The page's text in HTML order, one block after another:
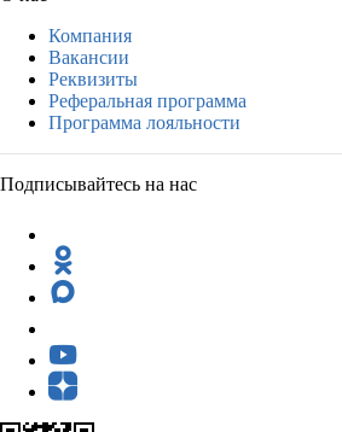
Компания
Вакансии
Реквизиты
Реферальная программа
Программа лояльности
Подписывайтесь на нас